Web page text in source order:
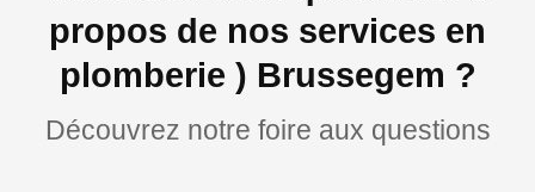
propos de nos services en
plomberie ) Brussegem ?
Découvrez notre foire aux questions